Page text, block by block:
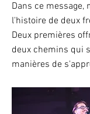
Dans ce message,
l'histoire de deux
Deux premières
deux chemins qui
manières de